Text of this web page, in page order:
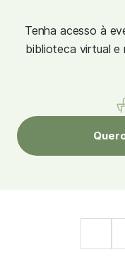
Tenha acesso à
biblioteca virtual e